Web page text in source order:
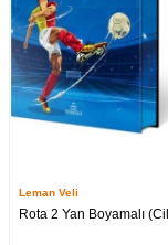
Leman Veli
Rota 2 Yan Boyamalı